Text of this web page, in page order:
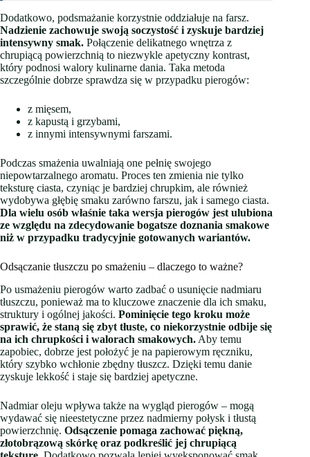
Dodatkowo, podsmażanie korzystnie oddziałuje na farsz.
Nadzienie zachowuje swoją soczystość i zyskuje bardziej
intensywny smak. Połączenie delikatnego wnętrza z
chrupiącą powierzchnią to niezwykle apetyczny kontrast,
który podnosi walory kulinarne dania. Taka metoda
szczególnie dobrze sprawdza się w przypadku pierogów:
z mięsem,
z kapustą i grzybami,
z innymi intensywnymi farszami.
Podczas smażenia uwalniają one pełnię swojego
niepowtarzalnego aromatu. Proces ten zmienia nie tylko
teksturę ciasta, czyniąc je bardziej chrupkim, ale również
wydobywa głębię smaku zarówno farszu, jak i samego ciasta.
Dla wielu osób właśnie taka wersja pierogów jest ulubiona
ze względu na zdecydowanie bogatsze doznania smakowe
niż w przypadku tradycyjnie gotowanych wariantów.
Odsączanie tłuszczu po smażeniu – dlaczego to ważne?
Po usmażeniu pierogów warto zadbać o usunięcie nadmiaru
tłuszczu, ponieważ ma to kluczowe znaczenie dla ich smaku,
struktury i ogólnej jakości. Pominięcie tego kroku może
sprawić, że staną się zbyt tłuste, co niekorzystnie odbije się
na ich chrupkości i walorach smakowych. Aby temu
zapobiec, dobrze jest położyć je na papierowym ręczniku,
który szybko wchłonie zbędny tłuszcz. Dzięki temu danie
zyskuje lekkość i staje się bardziej apetyczne.
Nadmiar oleju wpływa także na wygląd pierogów – mogą
wydawać się nieestetyczne przez nadmierny połysk i tłustą
powierzchnię. Odsączenie pomaga zachować piękną,
złotobrązową skórkę oraz podkreślić jej chrupiącą